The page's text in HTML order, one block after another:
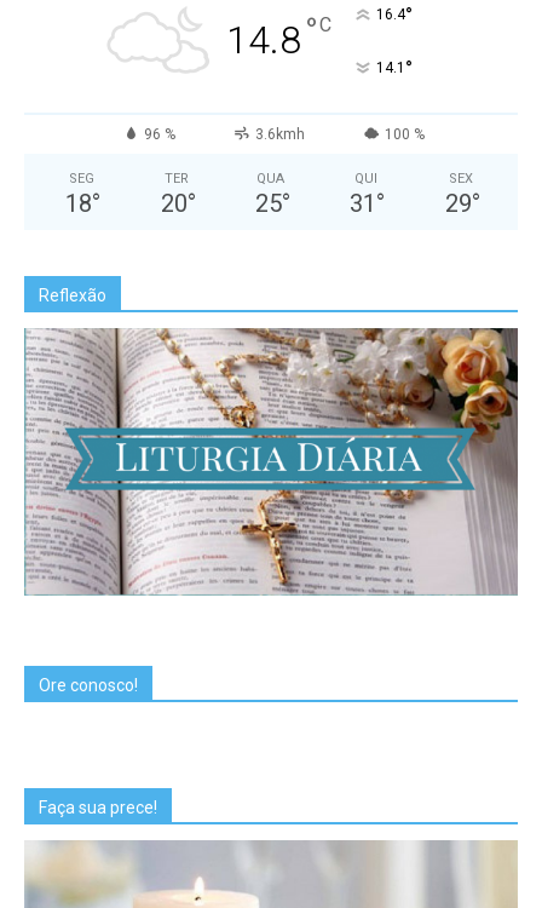
14.8°C 16.4°
14.1 °
96 % 3.6kmh 100 %
SEG
18°
TER
20°
QUA
25°
QUI
31 °
SEX
29°
Reflexão
Ore conosco!
Faça sua prece!